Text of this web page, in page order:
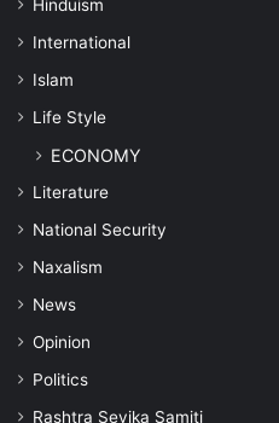
Hinduism
International
Islam
Life Style
ECONOMY
Literature
National Security
Naxalism
News
Opinion
Politics
Rashtra Sevika Samiti